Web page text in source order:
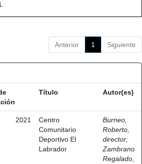
Anterior 1 Siguiente
Título Autor(es)
2021
Centro
Comunitario
Deportivo El
Labrador
Burneo,
Roberto,
director;
Zambrano
Regalado,